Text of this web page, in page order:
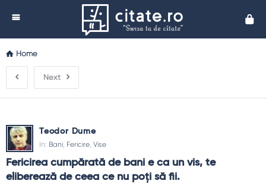
Home
Next
Teodor Dume
In: Bani, Fericire, Vise
Fericirea cumpărată de bani e ca un vis, te
eliberează de ceea ce nu poţi să fii.